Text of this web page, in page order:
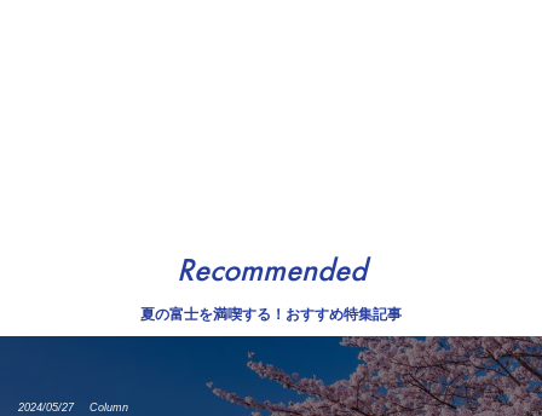
Recommended
夏の富士を満喫する！おすすめ特集記事
2024/05/27 Column